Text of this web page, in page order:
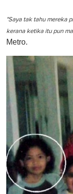
0
"Saya tak tahu mereka
kerana ketika itu pun
Metro.